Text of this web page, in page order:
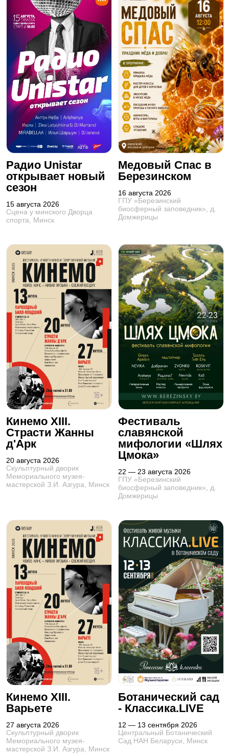
Радио Unistar
открывает новый
сезон
15 августа 2026
Сцена у минского Дворца
спорта, Минск
Медовый Спас в
Березинском
16 августа 2026
ГПУ «Березинский
биосферный заповедник», д.
Домжерицы
Кинемо XIII.
Страсти Жанны
д'Арк
20 августа 2026
Скульптурный дворик
Мемориального музея-
мастерской З.И. Азгура, Минск
Фестиваль
славянской
мифологии «Шлях
Цмока»
22 — 23 августа 2026
ГПУ «Березинский
биосферный заповедник», д.
Домжерицы
Кинемо XIII.
Варьете
27 августа 2026
Скульптурный дворик
Мемориального музея-
мастерской З.И. Азгура, Минск
Ботанический сад
- Классика.LIVE
12 — 13 сентября 2026
Центральный Ботанический
Сад НАН Беларуси, Минск